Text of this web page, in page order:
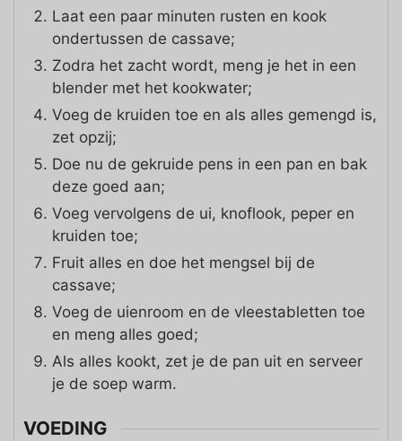
Laat een paar minuten rusten en kook
ondertussen de cassave;
Zodra het zacht wordt, meng je het in een
blender met het kookwater;
Voeg de kruiden toe en als alles gemengd is,
zet opzij;
Doe nu de gekruide pens in een pan en bak
deze goed aan;
Voeg vervolgens de ui, knoflook, peper en
kruiden toe;
Fruit alles en doe het mengsel bij de
cassave;
Voeg de uienroom en de vleestabletten toe
en meng alles goed;
Als alles kookt, zet je de pan uit en serveer
je de soep warm.
VOEDING